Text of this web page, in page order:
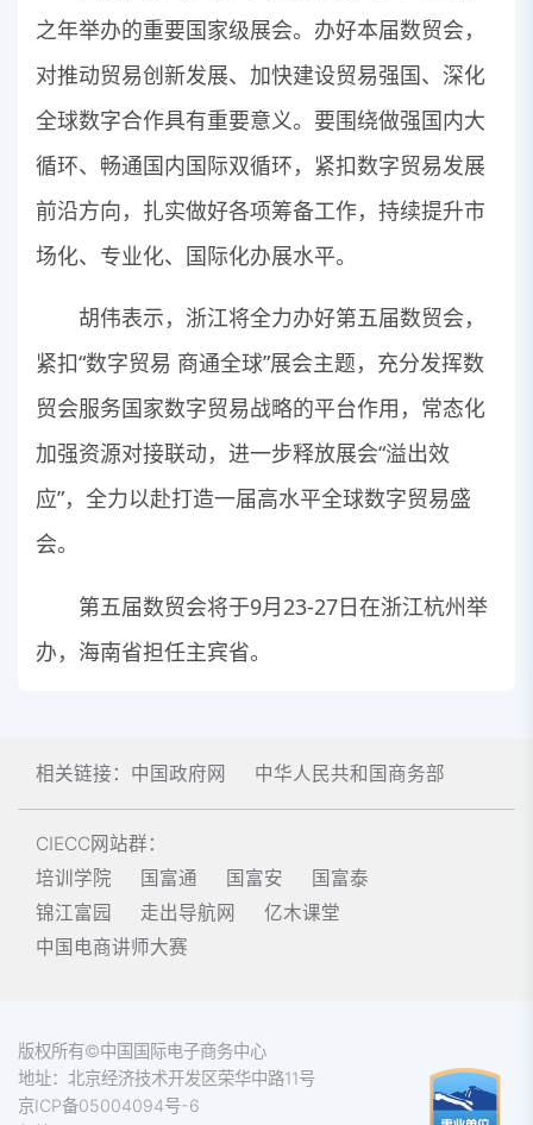
之年举办的重要国家级展会。办好本届数贸会，
对推动贸易创新发展、加快建设贸易强国、深化
全球数字合作具有重要意义。要围绕做强国内大
循环、畅通国内国际双循环，紧扣数字贸易发展
前沿方向，扎实做好各项筹备工作，持续提升市
场化、专业化、国际化办展水平。
胡伟表示，浙江将全力办好第五届数贸会，
紧扣“数字贸易 商通全球”展会主题，充分发挥数
贸会服务国家数字贸易战略的平台作用，常态化
加强资源对接联动，进一步释放展会“溢出效
应”，全力以赴打造一届高水平全球数字贸易盛
会。
第五届数贸会将于9月23-27日在浙江杭州举
办，海南省担任主宾省。
相关链接： 中国政府网 中华人民共和国商务部
CIECC网站群：
培训学院
国富通 国富安
国富泰
锦江富园
走出导航网
亿木课堂
中国电商讲师大赛
版权所有©中国国际电子商务中心
地址：北京经济技术开发区荣华中路11号
京ICP备05004094号-6